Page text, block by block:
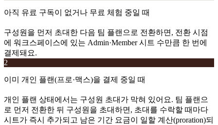
아직 유료 구독이 없거나 무료 체험 중일 때
구성원을 먼저 초대한 다음 팀 플랜으로 전환하면, 전환 시점
에 워크스페이스에 있는 Admin·Member 시트 수만큼 한 번에
결제돼요.
2
이미 개인 플랜(프로·맥스)을 결제 중일 때
개인 플랜 상태에서는 구성원 초대가 막혀 있어요. 팀 플랜으
로 먼저 전환한 뒤 구성원을 초대하면, 초대를 수락할 때마다
시트가 즉시 추가되고 남은 기간 요금이 일할 계산(proration)되